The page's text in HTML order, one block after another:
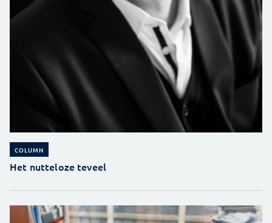
COLUMN
Het nutteloze teveel